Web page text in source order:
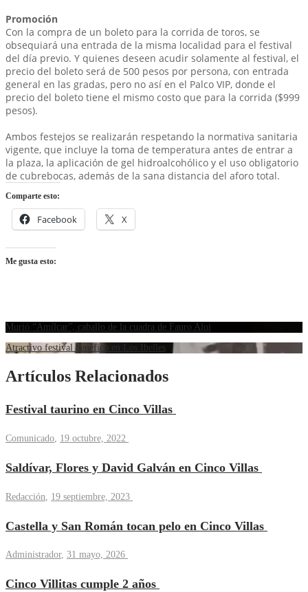
Promoción
Con la compra de un boleto para la corrida de toros, se
obsequiará una entrada de la misma localidad para el festival
del día previo. Y quienes deseen acudir solamente al festival, el
precio del boleto será de 500 pesos por persona, con entrada
general en las gradas, pero no así en el Palco VIP, donde el
precio del boleto tiene el mismo costo que para la corrida ($999
pesos).
Ambos festejos se realizarán respetando la normativa sanitaria
vigente, que incluye la toma de temperatura antes de entrar a
la plaza, la aplicación de gel hidroalcohólico y el uso obligatorio
de cubrebocas, además de la sana distancia del aforo total.
Comparte esto:
Facebook X
Me gusta esto:
Murió “Amílcar”, caballo de la cuadra de Fauro Aloi
Atractivo festival benéfico en Los Ibelles
Artículos Relacionados
Festival taurino en Cinco Villas
Comunicado 19 octubre, 2022
Saldívar, Flores y David Galván en Cinco Villas
Redacción 19 septiembre, 2023
Castella y San Román tocan pelo en Cinco Villas
Administrador, 31 mayo, 2026
Cinco Villitas cumple 2 años